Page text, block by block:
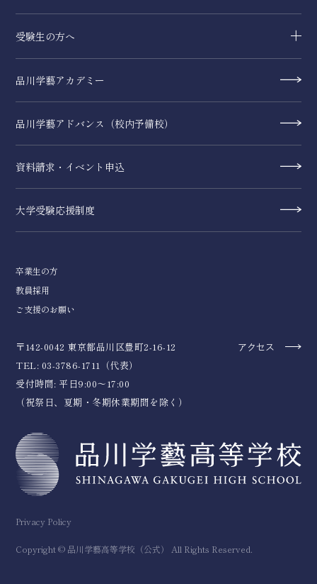
受験生の方へ
品川学藝アカデミー
品川学藝アドバンス（校内予備校）
資料請求・イベント申込
大学受験応援制度
卒業生の方
教員採用
ご支援のお願い
〒142-0042 東京都品川区豊町2-16-12
TEL: 03-3786-1711（代表）
受付時間: 平日9:00～17:00
（祝祭日、夏期・冬期休業期間を除く）
アクセス
Privacy Policy
Copyright © 品川学藝高等学校（公式） All Rights Reserved.